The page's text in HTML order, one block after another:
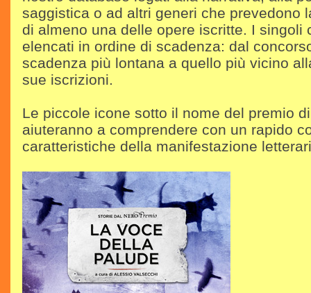
saggistica o ad altri generi che prevedono
di almeno una delle opere iscritte. I singoli
elencati in ordine di scadenza: dal
scadenza più lontana a quello più vicino
sue iscrizioni.
Le piccole icone sotto il nome del premio
aiuteranno a comprendere con un rapido
caratteristiche della manifestazione